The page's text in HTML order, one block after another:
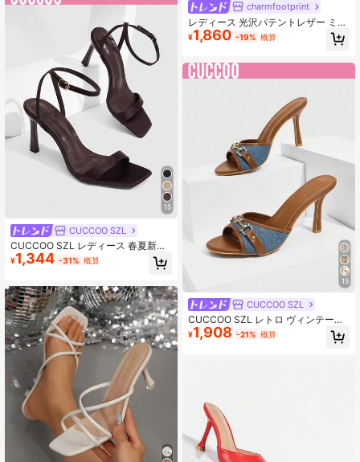
ダル ピープトウサンダル プロムヒー
15
CUCCOO SZL
CUCCOO SZL レディース 春夏新作
ブラウン ラメ アンクルストラップ
ハイヒールサンダル スタイリッシュ
ィー 宴会用
¥1,344 -31% 概算
charmfootprint
レディース 光沢パテントレザー ミュ
ール ハイヒールシューズ 春夏 ナイ
トパーティー 飲み会 イブニングバン
イ ステージ 結婚式 ルームシューズ
ポインテッドトゥ スティレットヒー
高品質 ソフトミラー仕上げ生地 スリ
ッポン エレガントで洗練されたチョ
コレートブラウン エレガントファッ
ション ハイヒールサンダル
¥1,860 -19% 概算
15
CUCCOO SZL
CUCCOO SZL レトロ ヴィンテージ
風 ラウンドトゥ ミュール ハイヒー
ルサンダル、ブルーとブラウンのカ
¥1,908 -21% 概算